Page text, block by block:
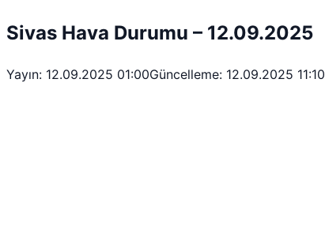
Sivas Hava Durumu – 12.09.2025
Yayın: 12.09.2025 01:00Güncelleme: 12.09.2025 11:10